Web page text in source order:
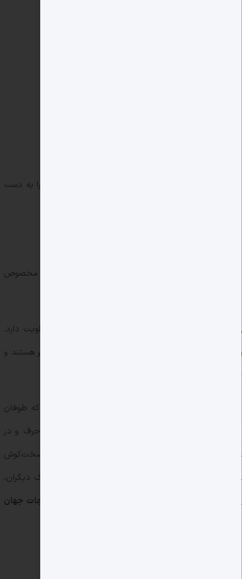
رزومه‌تان می‌نویسید تا بتوانید شغل مورد نظرتان را به دست
با آن ویژگی‌ها به خاطر می‌آورند. این دسته از صفات مخصوص
در آن اولویت دارد.
الگو معرفی می‌کند که رزومه قوی‌تری دارند، ثروتمندتر هستند و
هستند. شخصیت‌هایی محکم و مصمم که طوفان
قلبی بوده و با وجود مهربانی و خوشرویی، کم حرف و در
است و به دنبال جلب توجه دیگران نیستند. سخت‌کوش
با توهین و ناسزا، متین و باوقار هستند و با تحریک دیگران،
که کارها را به سرانجام می‌رسانند و به دنبال
نجات جهان